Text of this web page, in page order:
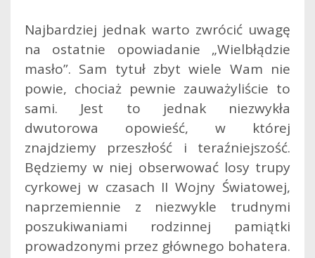
Najbardziej jednak warto zwrócić uwagę
na ostatnie opowiadanie „Wielbłądzie
masło”. Sam tytuł zbyt wiele Wam nie
powie, chociaż pewnie zauważyliście to
sami. Jest to jednak niezwykła
dwutorowa opowieść, w której
znajdziemy przeszłość i teraźniejszość.
Będziemy w niej obserwować losy trupy
cyrkowej w czasach II Wojny Światowej,
naprzemiennie z niezwykle trudnymi
poszukiwaniami rodzinnej pamiątki
prowadzonymi przez głównego bohatera.